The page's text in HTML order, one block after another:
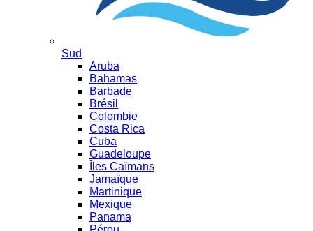
Sud
Aruba
Bahamas
Barbade
Brésil
Colombie
Costa Rica
Cuba
Guadeloupe
Îles Caïmans
Jamaïque
Martinique
Mexique
Panama